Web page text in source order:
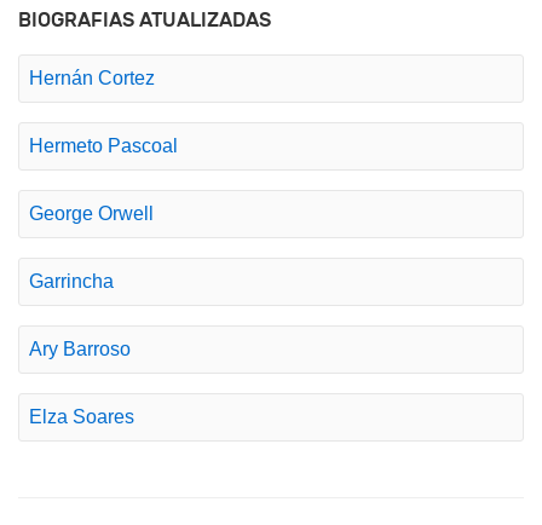
BIOGRAFIAS ATUALIZADAS
Hernán Cortez
Hermeto Pascoal
George Orwell
Garrincha
Ary Barroso
Elza Soares